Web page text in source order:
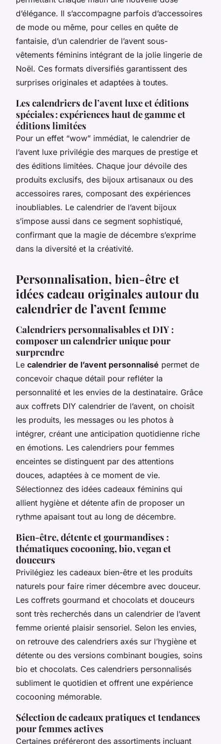
d’élégance. Il s’accompagne parfois d’accessoires
de mode ou même, pour celles en quête de
fantaisie, d’un calendrier de l’avent sous-
vêtements féminins intégrant de la jolie lingerie de
Noël. Ces formats diversifiés garantissent des
surprises originales et adaptées à toutes.
Les calendriers de l’avent luxe et éditions
spéciales : expériences haut de gamme et
éditions limitées
Pour un effet “wow” immédiat, le calendrier de
l’avent luxe privilégie des marques de prestige et
des éditions limitées. Chaque jour dévoile des
produits exclusifs, des bijoux artisanaux ou des
accessoires rares, composant des expériences
inoubliables. Le calendrier de l’avent bijoux
s’impose aussi dans ce segment sophistiqué,
confirmant que la magie de décembre s’exprime
dans la diversité et la créativité.
Personnalisation, bien-être et
idées cadeau originales autour du
calendrier de l’avent femme
Calendriers personnalisables et DIY :
composer un calendrier unique pour
surprendre
Le calendrier de l’avent personnalisé permet de
concevoir chaque détail pour refléter la
personnalité et les envies de la destinataire. Grâce
aux coffrets DIY calendrier de l’avent, on choisit
les produits, les messages ou les photos à
intégrer, créant une anticipation quotidienne riche
en émotions. Les calendriers pour femmes
enceintes se distinguent par des attentions
douces, adaptées à ce moment de vie.
Sélectionnez des idées cadeaux féminins qui
allient hygiène et détente afin de proposer un
rythme apaisant tout au long de décembre.
Bien-être, détente et gourmandises :
thématiques cocooning, bio, vegan et
douceurs
Privilégiez les cadeaux bien-être et les produits
naturels pour faire rimer décembre avec douceur.
Les coffrets gourmand et chocolats et douceurs
sont très recherchés dans un calendrier de l’avent
femme orienté plaisir sensoriel. Selon les envies,
on retrouve des calendriers axés sur l’hygiène et
détente ou des versions combinant bougies, soins
bio et chocolats. Ces calendriers personnalisés
subliment le quotidien et offrent une expérience
cocooning mémorable.
Sélection de cadeaux pratiques et tendances
pour femmes actives
Certaines préféreront des assortiments incluant